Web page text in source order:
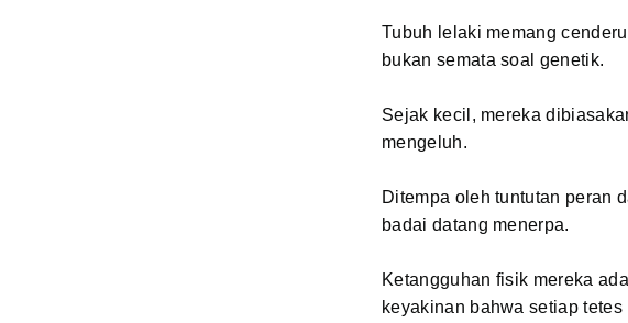
Tubuh lelaki memang
bukan semata soal genetik.
Sejak kecil, mereka
mengeluh.
Ditempa oleh tuntutan peran
badai datang menerpa.
Ketangguhan fisik mereka
keyakinan bahwa setiap